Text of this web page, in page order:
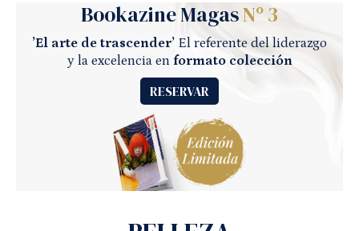
Bookazine MagasNº 3
’El arte de trascender’ El referente del liderazgo
y la excelencia en formato colección
RESERVAR